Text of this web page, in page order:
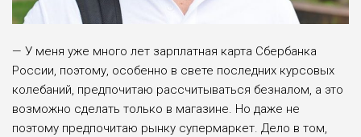
— У меня уже много лет зар­платная карта Сбербанка
России, поэтому, особенно в свете послед­них курсовых
колебаний, предпо­читаю рассчитываться безналом, а это
возможно сделать только в ма­газине. Но даже не
поэтому пред­почитаю рынку супермаркет. Де­ло в том,